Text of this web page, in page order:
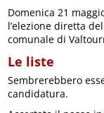
Domenica 21
l’elezione diretta
comunale di
Le liste
Sembrerebbero
candidatura.